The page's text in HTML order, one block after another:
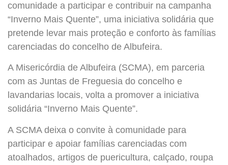
comunidade a participar e contribuir na campanha
“Inverno Mais Quente”, uma iniciativa solidária que
pretende levar mais proteção e conforto às famílias
carenciadas do concelho de Albufeira.
A Misericórdia de Albufeira (SCMA), em parceria
com as Juntas de Freguesia do concelho e
lavandarias locais, volta a promover a iniciativa
solidária “Inverno Mais Quente”.
A SCMA deixa o convite à comunidade para
participar e apoiar famílias carenciadas com
atoalhados, artigos de puericultura, calçado, roupa